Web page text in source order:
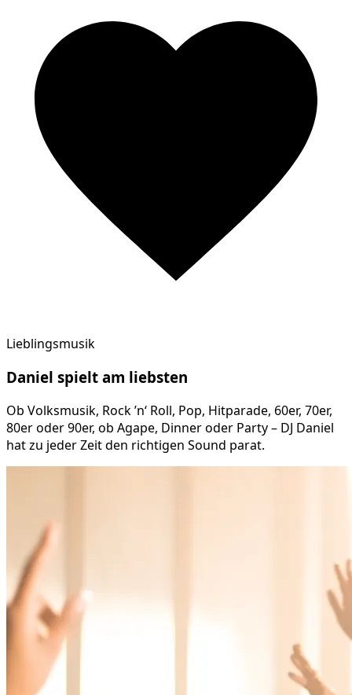
Lieblingsmusik
Daniel spielt am liebsten
Ob Volksmusik, Rock ’n‘ Roll, Pop, Hitparade, 60er, 70er,
80er oder 90er, ob Agape, Dinner oder Party – DJ Daniel
hat zu jeder Zeit den richtigen Sound parat.